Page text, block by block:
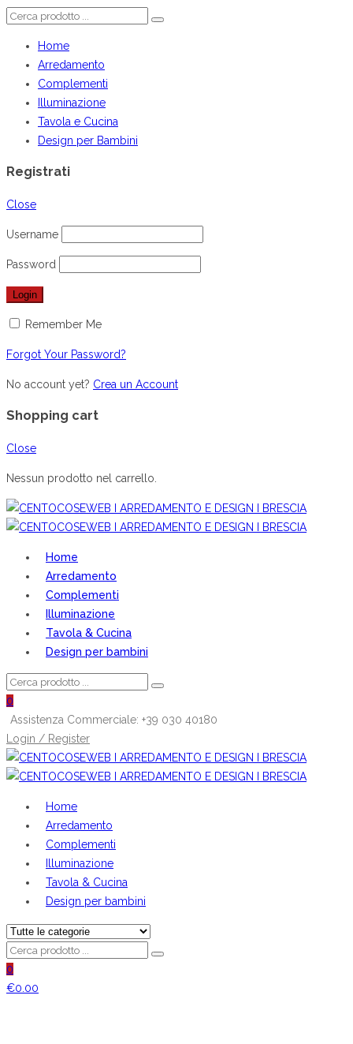
Home
Arredamento
Complementi
Illuminazione
Tavola e Cucina
Design per Bambini
Registrati
Close
Username
Password
Remember Me
Forgot Your Password?
No account yet? Crea un Account
Shopping cart
Close
Nessun prodotto nel carrello.
Home
Arredamento
Complementi
Illuminazione
Tavola & Cucina
Design per bambini
0
Assistenza Commerciale: +39 030 40180
Login / Register
Home
Arredamento
Complementi
Illuminazione
Tavola & Cucina
Design per bambini
0
€0.00